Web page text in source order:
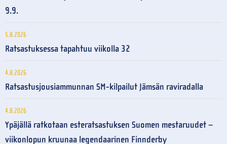
9.9.
5.8.2026
Ratsastuksessa tapahtuu viikolla 32
4.8.2026
Ratsastusjousiammunnan SM-kilpailut Jämsän raviradalla
4.8.2026
Ypäjällä ratkotaan esteratsastuksen Suomen mestaruudet –
viikonlopun kruunaa legendaarinen Finnderby